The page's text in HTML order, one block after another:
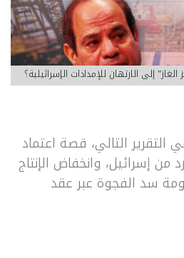
إلى الارتهان للإمدادات الإسرائيلية؟
التالي، قصة اعتماد
إسرائيل، وانخفاض الإنتاج
سد الفجوة عبر عقد